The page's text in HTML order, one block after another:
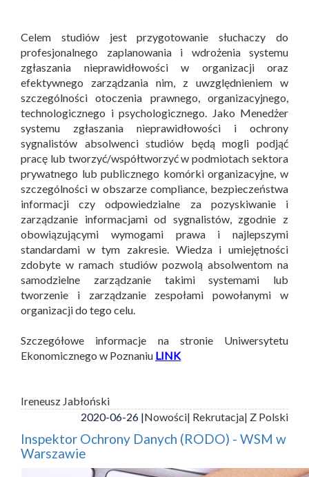
Celem studiów jest przygotowanie słuchaczy do
profesjonalnego zaplanowania i wdrożenia systemu
zgłaszania nieprawidłowości w organizacji oraz
efektywnego zarządzania nim, z uwzględnieniem w
szczególności otoczenia prawnego, organizacyjnego,
technologicznego i psychologicznego. Jako Menedżer
systemu zgłaszania nieprawidłowości i ochrony
sygnalistów absolwenci studiów będą mogli podjąć
pracę lub tworzyć/współtworzyć w podmiotach sektora
prywatnego lub publicznego komórki organizacyjne, w
szczególności w obszarze compliance, bezpieczeństwa
informacji czy odpowiedzialne za pozyskiwanie i
zarządzanie informacjami od sygnalistów, zgodnie z
obowiązującymi wymogami prawa i najlepszymi
standardami w tym zakresie. Wiedza i umiejętności
zdobyte w ramach studiów pozwolą absolwentom na
samodzielne zarządzanie takimi systemami lub
tworzenie i zarządzanie zespołami powołanymi w
organizacji do tego celu.
Szczegółowe informacje na stronie Uniwersytetu
Ekonomicznego w Poznaniu LINK
Ireneusz Jabłoński
2020-06-26 |Nowości| Rekrutacja| Z Polski
Inspektor Ochrony Danych (RODO) - WSM w
Warszawie